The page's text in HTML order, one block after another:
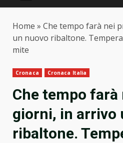
Home » Che tempo farà nei
un nuovo ribaltone.
mite
Cronaca Cronaca Italia
Che tempo
giorni, in arrivo
ribaltone.